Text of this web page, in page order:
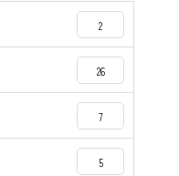
2
26
7
5